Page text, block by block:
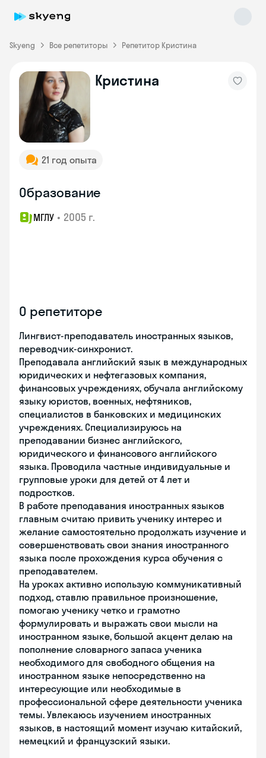
Skyeng Все репетиторы Репетитор Кристина
Кристина
21 год опыта
Образование
МГЛУ • 2005 г.
О репетиторе
Лингвист-преподаватель иностранных языков,
переводчик-синхронист.
Преподавала английский язык в международных
юридических и нефтегазовых компания,
финансовых учреждениях, обучала английскому
языку юристов, военных, нефтяников,
специалистов в банковских и медицинских
учреждениях. Специализируюсь на
преподавании бизнес английского,
юридического и финансового английского
языка. Проводила частные индивидуальные и
групповые уроки для детей от 4 лет и
подростков.
В работе преподавания иностранных языков
главным считаю привить ученику интерес и
желание самостоятельно продолжать изучение и
совершенствовать свои знания иностранного
языка после прохождения курса обучения с
преподавателем.
На уроках активно использую коммуникативный
подход, ставлю правильное произношение,
помогаю ученику четко и грамотно
формулировать и выражать свои мысли на
иностранном языке, большой акцент делаю на
пополнение словарного запаса ученика
необходимого для свободного общения на
иностранном языке непосредственно на
интересующие или необходимые в
профессиональной сфере деятельности ученика
темы. Увлекаюсь изучением иностранных
языков, в настоящий момент изучаю китайский,
немецкий и французский языки.
Skyeng Chat
online